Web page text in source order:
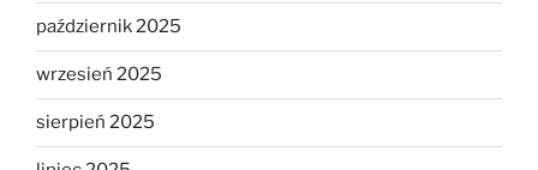
październik 2025
wrzesień 2025
sierpień 2025